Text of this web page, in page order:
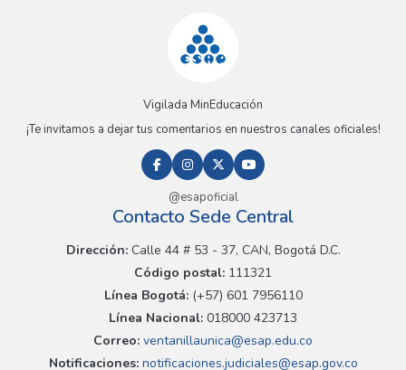
Vigilada MinEducación
¡Te invitamos a dejar tus comentarios en nuestros canales oficiales!
@esapoficial
Contacto Sede Central
Dirección:Calle 44 # 53 - 37, CAN, Bogotá D.C.
Código postal: 111321
Línea Bogotá:(+57) 601 7956110
Línea Nacional: 018000 423713
Correo: ventanillaunica@esap.edu.co
Notificaciones:notificaciones.judiciales@esap.gov.co